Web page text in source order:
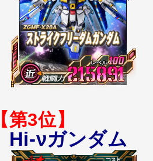
【第3位】
Hi-νガンダム